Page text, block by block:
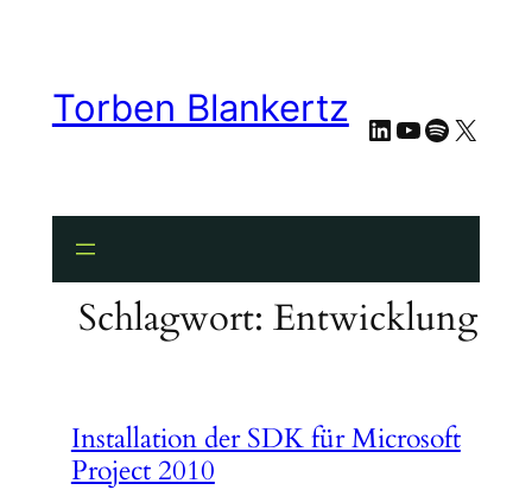
springenTorben Blankertz LinkedIn
YouTube
Spotify
X
Schlagwort:Entwicklung
Installation der SDK für Microsoft
Project 2010